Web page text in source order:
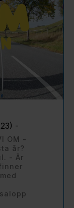
-
OM -
år?
- Är